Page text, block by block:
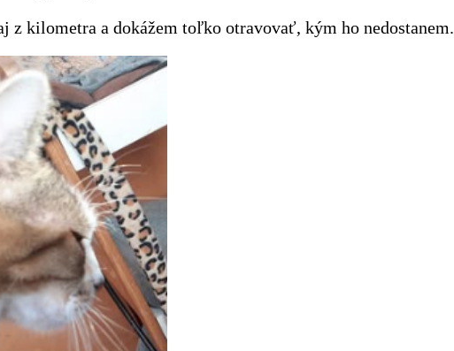
z kilometra a dokážem toľko otravovať, kým ho nedostanem.